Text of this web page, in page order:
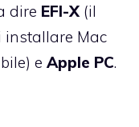
dire EFI-X (il
installare Mac
e Apple PC.